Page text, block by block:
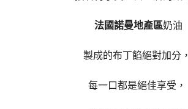
法國諾曼地產區奶油
製成的布丁餡絕對加分，
每一口都是絕佳享受，